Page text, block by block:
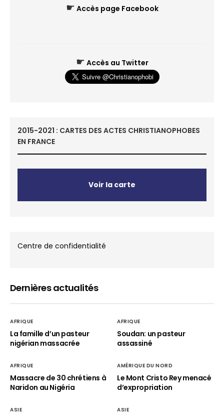
☛ Accès page Facebook
☛ Accès au Twitter
2015-2021 : CARTES DES ACTES CHRISTIANOPHOBES
EN FRANCE
Voir la carte
Centre de confidentialité
Dernières actualités
AFRIQUE
La famille d’un pasteur
nigérian massacrée
AFRIQUE
Soudan: un pasteur
assassiné
AFRIQUE
Massacre de 30 chrétiens à
Naridon au Nigéria
AMÉRIQUE DU NORD
Le Mont Cristo Rey menacé
d’expropriation
ASIE ASIE